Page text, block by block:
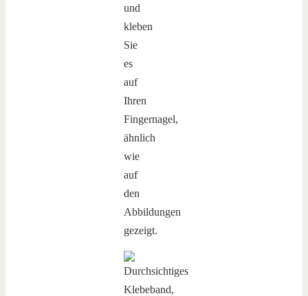
und
kleben
Sie
es
auf
Ihren
Fingernagel,
ähnlich
wie
auf
den
Abbildungen
gezeigt.